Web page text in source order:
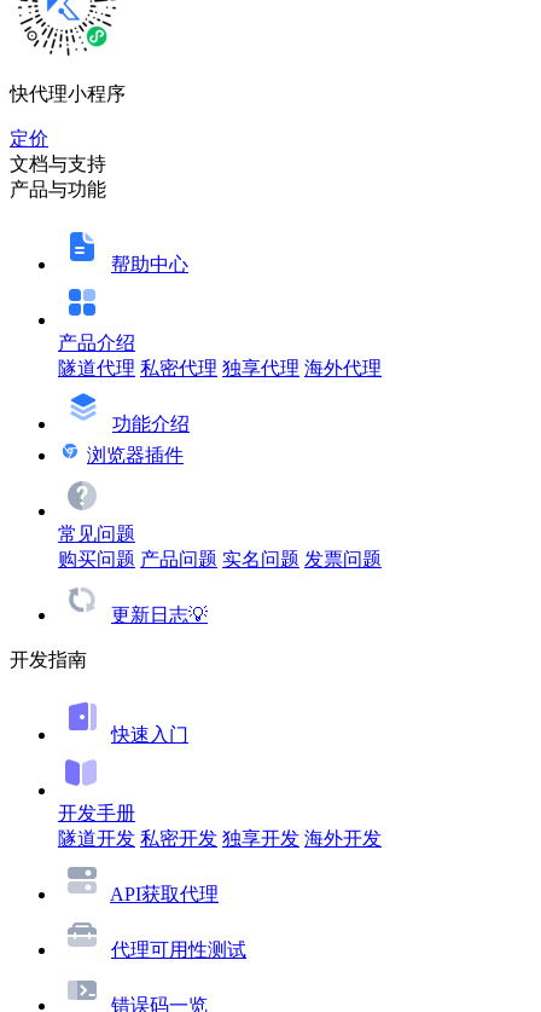
快代理小程序
定价
文档与支持
产品与功能
帮助中心
产品介绍
隧道代理 私密代理 独享代理 海外代理
功能介绍
浏览器插件
常见问题
购买问题 产品问题 实名问题 发票问题
更新日志💡
开发指南
快速入门
开发手册
隧道开发 私密开发 独享开发 海外开发
API获取代理
代理可用性测试
错误码一览